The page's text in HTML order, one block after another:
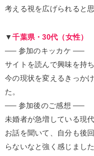
考える視を広げられると思
▼千葉県・30代（女性）
—– 参加のキッカケ —–
サイトを読んで興味を持
今の現状を変えるきっか
た。
—– 参加後のご感想 —–
未婚者が急増している現
お話を聞いて、自分も後
らないなと強く感じまし